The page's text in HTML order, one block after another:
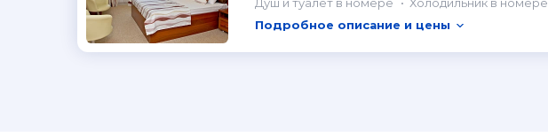
Подробное описание и цены